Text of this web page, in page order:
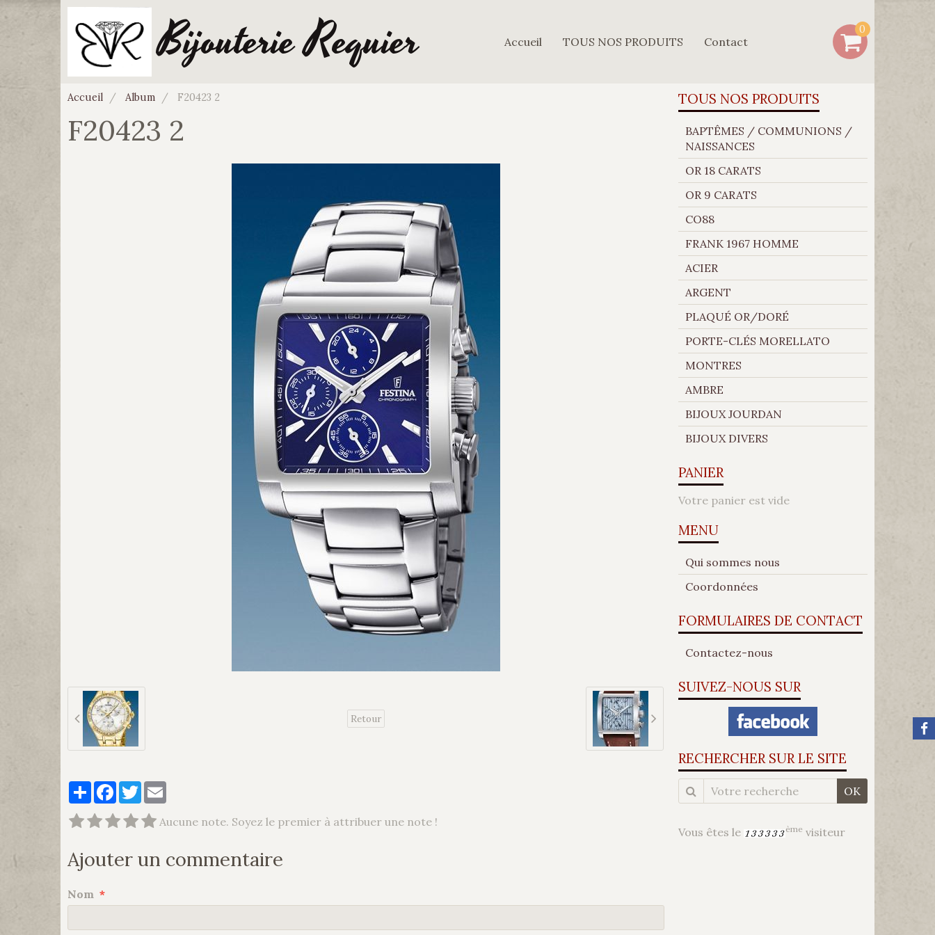
Bijouterie Requier Accueil TOUS NOS PRODUITS Contact
0
Accueil Album F20423 2
F20423 2
Retour
PartagerFacebook
Twitter
Aucune note. Soyez le premier à attribuer une note !
Ajouter un commentaire
Nom
TOUS NOS PRODUITS
BAPTÊMES / COMMUNIONS /
NAISSANCES
OR 18 CARATS
OR 9 CARATS
CO88
FRANK 1967 HOMME
ACIER
ARGENT
PLAQUÉ OR/DORÉ
PORTE-CLÉS MORELLATO
MONTRES
AMBRE
BIJOUX JOURDAN
BIJOUX DIVERS
PANIER
Votre panier est vide
MENU
Qui sommes nous
Coordonnées
FORMULAIRES DE CONTACT
Contactez-nous
SUIVEZ-NOUS SUR
RECHERCHER SUR LE SITE
OK
Vous êtes le ème visiteur